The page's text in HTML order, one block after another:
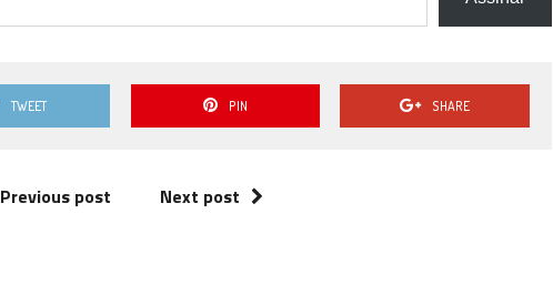
TWEET PIN SHARE
Previous post Next post